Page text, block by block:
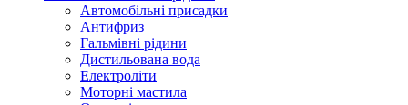
Автомобільні присадки
Антифриз
Гальмівні рідини
Дистильована вода
Електроліти
Моторні мастила